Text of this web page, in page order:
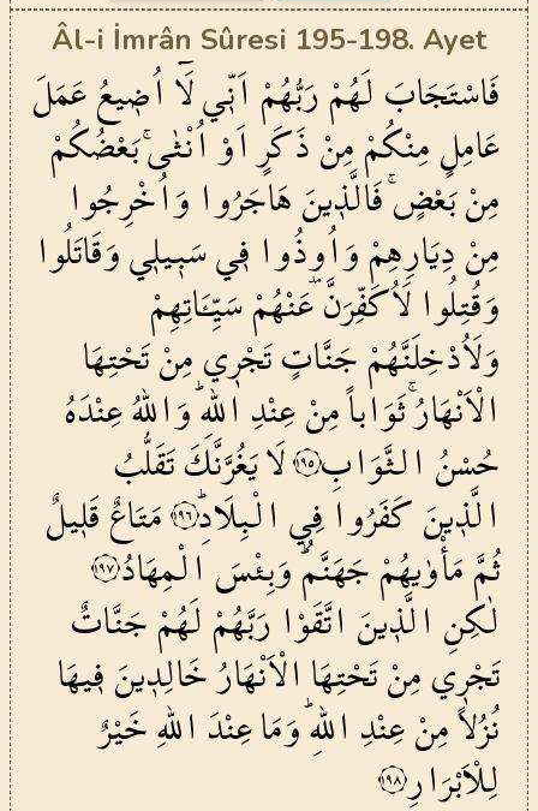
Âl-i İmrân Sûresi 195-198. Ayet
فَاسْتَجَابَلَهُمْرَبُّهُمْ اَنّ۪يلَٓااُض۪يعُعَمَلَ
عَامِلٍمِنْكُمْمِنْذَكَرٍاَوْاُنْثٰىۚبَعْضُكُمْ
مِنْبَعْضٍۚفَالَّذ۪ينَهَاجَرُوا وَاُخْرِجُوا
مِنْدِيَارِهِمْوَاُو۫ذُوا ف۪يسَب۪يل۪يوَقَاتَلُوا
وَقُتِلُوالَاُكَفِّرَنَّعَنْهُمْسَيِّـَٔاتِهِمْ
وَلَاُدْخِلَنَّهُمْجَنَّاتٍتَجْر۪يمِنْتَحْتِهَا
الْاَنْهَارُۚثَوَاباًمِنْعِنْدِاللّٰهِۜوَاللّٰهُعِنْدَهُ
حُسْنُ الثَّوَابِ١٩٥ لَايَغُرَّنَّكَتَقَلُّبُ
الَّذ۪ينَكَفَرُوافِيالْبِلَادِۜ١٩٦ مَتَاعٌقَل۪يلٌ
ثُمَّمَأْوٰيهُمْجَهَنَّمُۜوَبِئْسَالْمِهَادُ١٩٧
لٰكِنِ الَّذ۪ينَ اتَّقَوْا رَبَّهُمْلَهُمْجَنَّاتٌ
تَجْر۪يمِنْتَحْتِهَاالْاَنْهَارُخَالِد۪ينَف۪يهَا
نُزُلاًمِنْعِنْدِ اللّٰهِۜوَمَاعِنْدَ اللّٰهِخَيْرٌ
لِلْاَبْرَارِ١٩٨